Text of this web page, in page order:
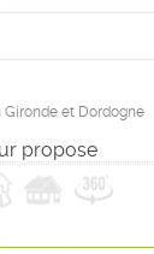
et Dordogne
propose